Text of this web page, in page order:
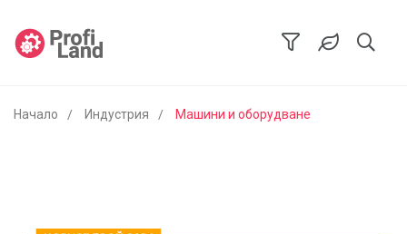
Начало Индустрия Машини и оборудване